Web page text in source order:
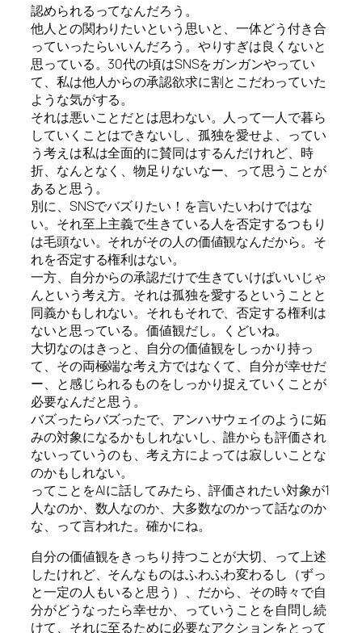
認められるってなんだろう。
他人との関わりたいという思いと、一体どう付き合
っていったらいいんだろう。やりすぎは良くないと
思っている。30代の頃はSNSをガンガンやってい
て、私は他人からの承認欲求に割とこだわっていた
ような気がする。
それは悪いことだとは思わない。人って一人で暮ら
していくことはできないし、孤独を愛せよ、ってい
う考えは私は全面的に賛同はするんだけれど、時
折、なんとなく、物足りないなー、って思うことが
あると思う。
別に、SNSでバズりたい！を言いたいわけではな
い。それ至上主義で生きている人を否定するつもり
は毛頭ない。それがその人の価値観なんだから。そ
れを否定する権利はない。
一方、自分からの承認だけで生きていけばいいじゃ
んという考え方。それは孤独を愛するということと
同義かもしれない。それもそれで、否定する権利は
ないと思っている。価値観だし。くどいね。
大切なのはきっと、自分の価値観をしっかり持っ
て、その両極端な考え方ではなくて、自分が幸せだ
ー、と感じられるものをしっかり捉えていくことが
必要なんだと思う。
バズったらバズったで、アンハサウェイのように妬
みの対象になるかもしれないし、誰からも評価され
ないっていうのも、考え方によっては寂しいことな
のかもしれない。
ってことをAIに話してみたら、評価されたい対象が1
人なのか、数人なのか、大多数なのかって話なのか
な、って言われた。確かにね。
自分の価値観をきっちり持つことが大切、って上述
したけれど、そんなものはふわふわ変わるし（ずっ
と一定の人もいると思う）、だから、その時々で自
分がどうなったら幸せか、っていうことを自問し続
けて、それに至るために必要なアクションをとって